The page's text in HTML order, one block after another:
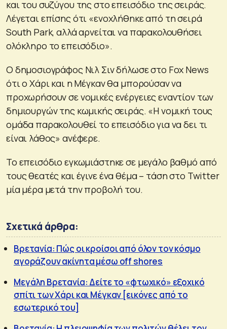
και του συζύγου της στο επεισόδιο της σειράς.
Λέγεται επίσης ότι «ενοχλήθηκε από τη σειρά
South Park, αλλά αρνείται να παρακολουθήσει
ολόκληρο το επεισόδιο».
Ο δημοσιογράφος Νιλ Σιν δήλωσε στο Fox News
ότι ο Χάρι και η Μέγκαν θα μπορούσαν να
προχωρήσουν σε νομικές ενέργειες εναντίον των
δημιουργών της κωμικής σειράς. «Η νομική τους
ομάδα παρακολουθεί το επεισόδιο για να δει τι
είναι λάθος» ανέφερε.
Το επεισόδιο εγκωμιάστηκε σε μεγάλο βαθμό από
τους θεατές και έγινε ένα θέμα – τάση στο Twitter
μία μέρα μετά την προβολή του.
Σχετικά άρθρα:
Βρετανία: Πώς οι κροίσοι από όλον τον κόσμο
αγοράζουν ακίνητα μέσω off shores
Μεγάλη Βρετανία: Δείτε το «φτωχικό» εξοχικό
σπίτι των Χάρι και Μέγκαν [εικόνες από το
εσωτερικό του]